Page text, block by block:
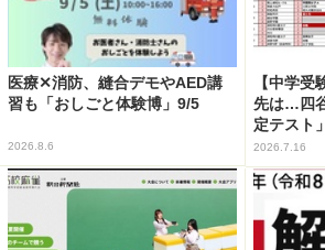
医療✕消防、縫合デモやAED講
習も「おしごと体験博」9/5
2026.8.6
【中学
先は…四
定テスト
2026.7.16